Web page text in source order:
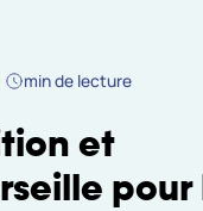
min de lecture
et
pour